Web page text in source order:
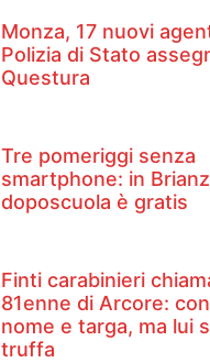
Monza, 17 nuovi
Polizia di Stato
Questura
Tre pomeriggi senza
smartphone: in
doposcuola è gratis
Finti carabinieri
81enne di Arcore:
nome e targa, ma lui
truffa